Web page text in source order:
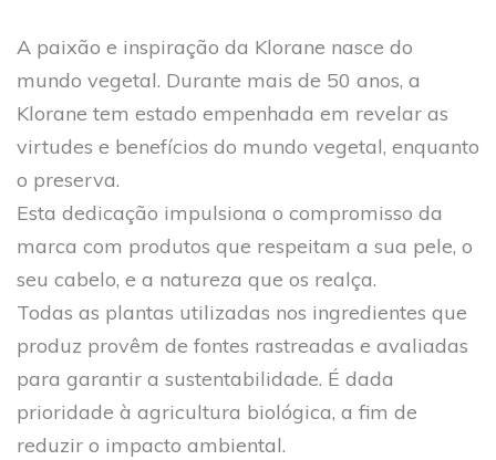
A paixão e inspiração da Klorane nasce do
mundo vegetal. Durante mais de 50 anos, a
Klorane tem estado empenhada em revelar as
virtudes e benefícios do mundo vegetal, enquanto
o preserva.
Esta dedicação impulsiona o compromisso da
marca com produtos que respeitam a sua pele, o
seu cabelo, e a natureza que os realça.
Todas as plantas utilizadas nos ingredientes que
produz provêm de fontes rastreadas e avaliadas
para garantir a sustentabilidade. É dada
prioridade à agricultura biológica, a fim de
reduzir o impacto ambiental.